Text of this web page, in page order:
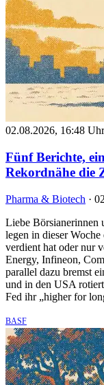
02.08.2026, 16:48 Uhr
Fünf Berichte,
Rekordnähe die
Pharma & Biotech ·
Liebe
legen in dieser
verdient hat oder nur
Energy, Infineon,
parallel dazu bremst
und in den USA
Fed ihr „higher for
BASF